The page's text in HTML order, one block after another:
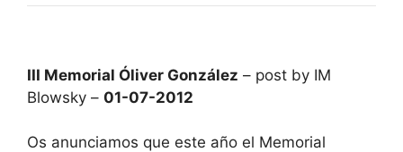
III Memorial Óliver González – post by IM
Blowsky – 01-07-2012
Os anunciamos que este año el Memorial